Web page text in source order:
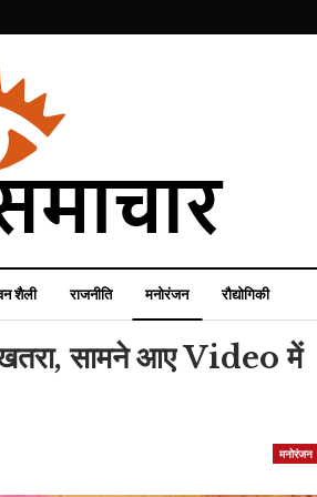
शैली राजनीति मनोरंजन रौद्योगिकी
सामने आए Video में
मनोरंजन